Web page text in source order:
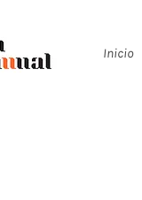
Inicio